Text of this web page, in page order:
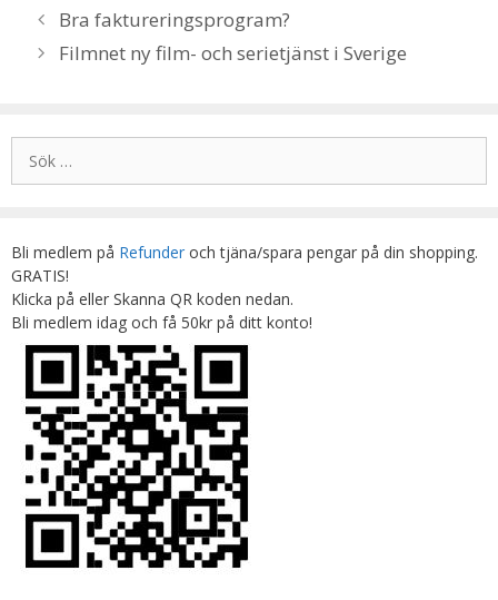
Bra faktureringsprogram?
Filmnet ny film- och serietjänst i Sverige
efter:
Bli medlem på Refunder och tjäna/spara pengar på din shopping.
GRATIS!
Klicka på eller Skanna QR koden nedan.
Bli medlem idag och få 50kr på ditt konto!